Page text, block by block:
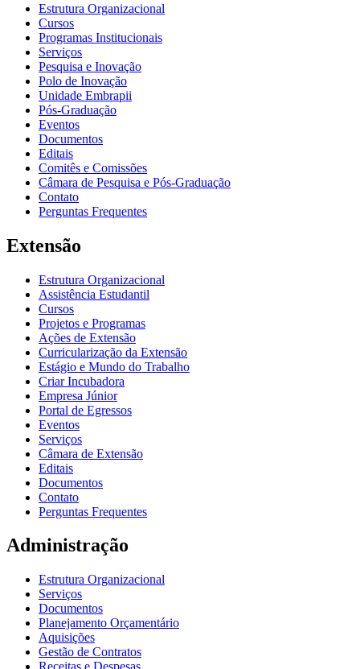
Estrutura Organizacional
Cursos
Programas Institucionais
Serviços
Pesquisa e Inovação
Polo de Inovação
Unidade Embrapii
Pós-Graduação
Eventos
Documentos
Editais
Comitês e Comissões
Câmara de Pesquisa e Pós-Graduação
Contato
Perguntas Frequentes
Extensão
Estrutura Organizacional
Assistência Estudantil
Cursos
Projetos e Programas
Ações de Extensão
Curricularização da Extensão
Estágio e Mundo do Trabalho
Criar Incubadora
Empresa Júnior
Portal de Egressos
Eventos
Serviços
Câmara de Extensão
Editais
Documentos
Contato
Perguntas Frequentes
Administração
Estrutura Organizacional
Serviços
Documentos
Planejamento Orçamentário
Aquisições
Gestão de Contratos